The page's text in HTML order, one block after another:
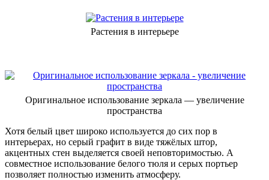
Растения в интерьере
Оригинальное использование зеркала — увеличение
пространства
Хотя белый цвет широко используется до сих пор в
интерьерах, но серый графит в виде тяжёлых штор,
акцентных стен выделяется своей неповторимостью. А
совместное использование белого тюля и серых портьер
позволяет полностью изменить атмосферу.